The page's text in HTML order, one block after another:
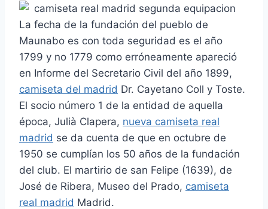
La fecha de la fundación del pueblo de
Maunabo es con toda seguridad es el año
1799 y no 1779 como erróneamente apareció
en Informe del Secretario Civil del año 1899,
camiseta del madrid Dr. Cayetano Coll y Toste.
El socio número 1 de la entidad de aquella
época, Julià Clapera, nueva camiseta real
madrid se da cuenta de que en octubre de
1950 se cumplían los 50 años de la fundación
del club. El martirio de san Felipe (1639), de
José de Ribera, Museo del Prado, camiseta
real madrid Madrid.